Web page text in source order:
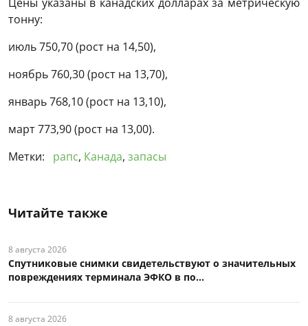
тонну:
июль 750,70 (рост на 14,50),
ноябрь 760,30 (рост на 13,70),
январь 768,10 (рост на 13,10),
март 773,90 (рост на 13,00).
Метки:
рапс, Канада, запасы
Читайте также
8 августа 2026
Спутниковые снимки свидетельствуют о значительных
повреждениях терминала ЭФКО в по...
8 августа 2026